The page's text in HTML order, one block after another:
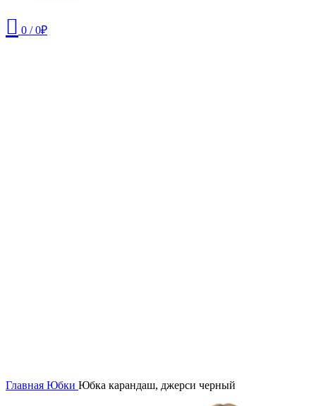
0 / 0₽
Главная Юбки Юбка карандаш, джерси черный